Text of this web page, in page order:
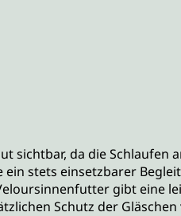
sichtbar, da die Schlaufen
stets einsetzbarer
gibt eine
Schutz der